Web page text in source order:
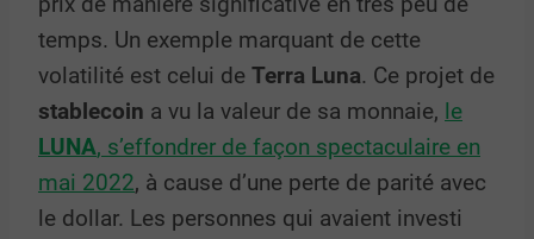
temps. Un exemple marquant de cette
volatilité est celui de Terra Luna. Ce projet de
stablecoin a vu la valeur de sa monnaie, le
LUNA, s’effondrer de façon spectaculaire en
mai 2022, à cause d’une perte de parité avec
le dollar. Les personnes qui avaient investi